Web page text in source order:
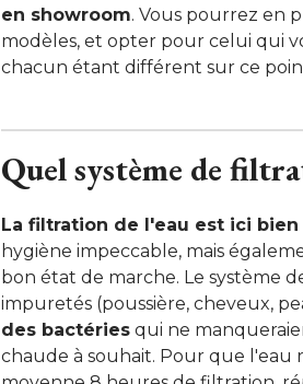
en showroom. Vous pourrez en
modèles, et opter pour celui qui
chacun étant différent sur ce
Quel système de
La filtration de l'eau est ici
hygiène impeccable, mais
bon état de marche. Le système
impuretés (poussière, cheveux,
des bactéries qui ne
chaude à souhait. Pour que l'eau